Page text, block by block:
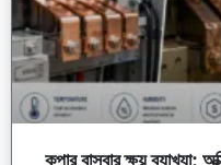
কপার বাসবার ক্ষয় ব্যাখ্যা: